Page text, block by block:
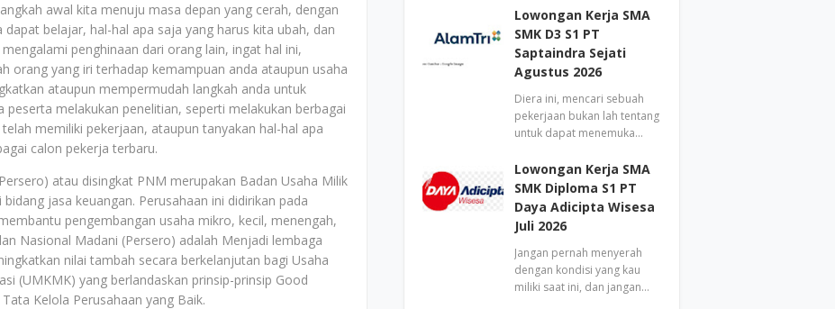
awal kita menuju masa depan yang cerah, dengan
belajar, hal-hal apa saja yang harus kita ubah, dan
penghinaan dari orang lain, ingat hal ini,
orang yang iri terhadap kemampuan anda ataupun usaha
ataupun mempermudah langkah anda untuk
peserta melakukan penelitian, seperti melakukan berbagai
memiliki pekerjaan, ataupun tanyakan hal-hal apa
calon pekerja terbaru.
atau disingkat PNM merupakan Badan Usaha Milik
jasa keuangan. Perusahaan ini didirikan pada
pengembangan usaha mikro, kecil, menengah,
Nasional Madani (Persero) adalah Menjadi lembaga
nilai tambah secara berkelanjutan bagi Usaha
(UMKMK) yang berlandaskan prinsip-prinsip Good
Kelola Perusahaan yang Baik.
Lowongan Kerja SMA
SMK D3 S1 PT
Saptaindra Sejati
Agustus 2026
Diera ini, mencari sebuah
pekerjaan bukan lah tentang
untuk dapat menemuka…
Lowongan Kerja SMA
SMK Diploma S1 PT
Daya Adicipta Wisesa
Juli 2026
Jangan pernah menyerah
dengan kondisi yang kau
miliki saat ini, dan jangan…